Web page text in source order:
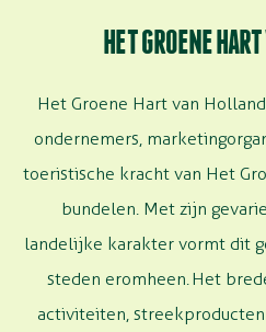
HET GROENE
Het Groene Hart van
ondernemers,
toeristische kracht van Het
bundelen. Met zijn
landelijke karakter vormt dit
steden eromheen. Het
activiteiten,